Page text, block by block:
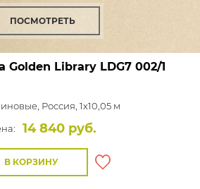
ПОСМОТРЕТЬ
Golden Library LDG7 002/1
Россия, 1x10,05 м
14 840 руб.
В КОРЗИНУ